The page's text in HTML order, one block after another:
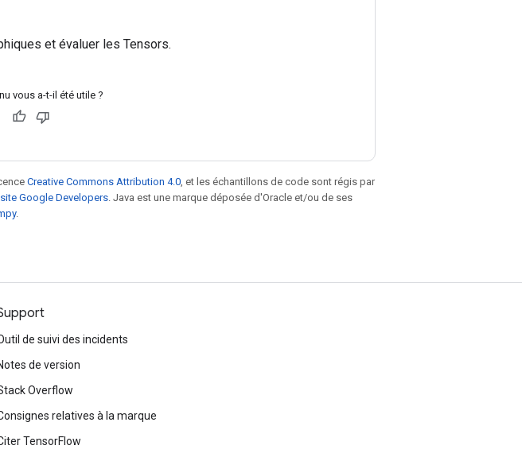
et évaluer les Tensors.
vous a-t-il été utile ?
Creative Commons Attribution 4.0 , et les échantillons de code sont régis par
Google Developers . Java est une marque déposée d'Oracle et/ou de ses
.
de suivi des incidents
de version
Overflow
relatives à la marque
TensorFlow